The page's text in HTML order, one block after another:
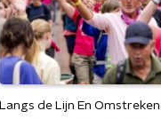
Langs de Lijn En Omstreken